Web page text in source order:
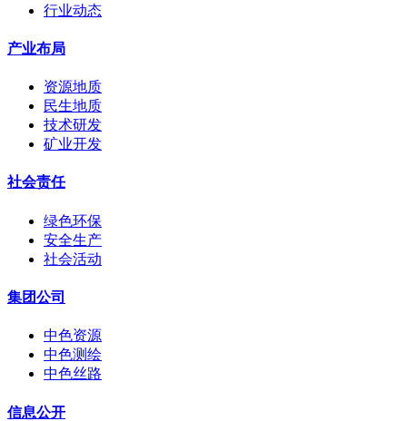
行业动态
产业布局
资源地质
民生地质
技术研发
矿业开发
社会责任
绿色环保
安全生产
社会活动
集团公司
中色资源
中色测绘
中色丝路
信息公开